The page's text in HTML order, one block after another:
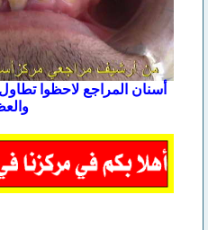
أسنان المراجع لاحظوا